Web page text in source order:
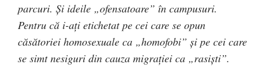
parcuri. Şi ideile „ofensatoare” în campusuri.
Pentru că i-aţi etichetat pe cei care se opun
căsătoriei homosexuale ca „homofobi” şi pe cei care
se simt nesiguri din cauza migraţiei ca „rasişti”.